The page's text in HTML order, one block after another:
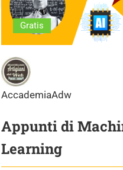
Gratis
AccademiaAdw
Appunti di
Learning